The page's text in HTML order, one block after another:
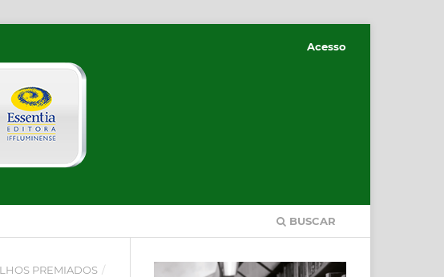
BUSCAR
Acesso
PREMIADOS /